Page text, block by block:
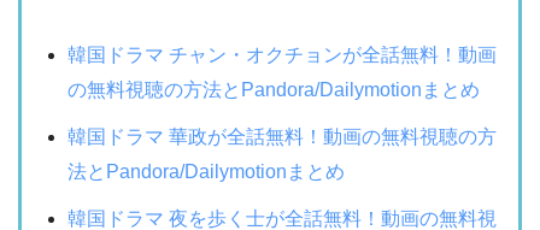
韓国ドラマ チャン・オクチョンが全話無料！動画
の無料視聴の方法とPandora/Dailymotionまとめ
韓国ドラマ 華政が全話無料！動画の無料視聴の方
法とPandora/Dailymotionまとめ
韓国ドラマ 夜を歩く士が全話無料！動画の無料視